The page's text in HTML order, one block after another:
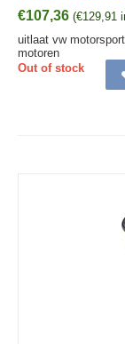
€107,36 (€129,91
uitlaat vw
motoren
Out of stock